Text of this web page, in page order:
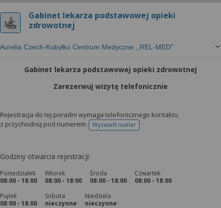
Gabinet lekarza podstawowej opieki
zdrowotnej
Aurelia Czech-Kobyłko Centrum Medyczne ,,REL-MED"
Gabinet lekarza podstawowej opieki zdrowotnej
Zarezerwuj wizytę telefonicznie
Rejestracja do tej poradni wymaga telefonicznego kontaktu
z przychodnią pod numerem:
Wyświetl numertelefonu do rejestracji
Godziny otwarcia rejestracji:
Poniedziałek
08:00 - 18:00
Wtorek
08:00 - 18:00
Środa
08:00 - 18:00
Czwartek
08:00 - 18:00
Piątek
08:00 - 18:00
Sobota
nieczynne
Niedziela
nieczynne